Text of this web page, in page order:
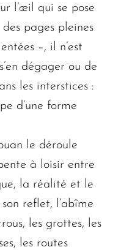
l’œil qui se pose
pages pleines
–, il n’est
dégager ou de
les interstices :
d’une forme
le déroule
à loisir entre
la réalité et le
reflet, l’abîme
les grottes, les
les routes